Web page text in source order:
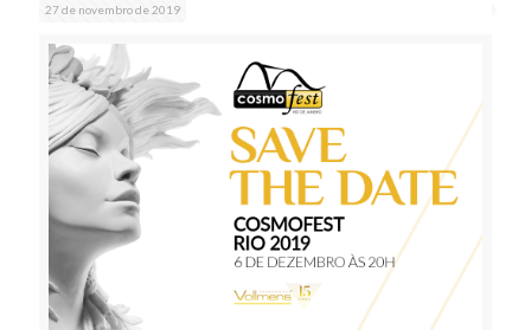
27 de novembro de 2019